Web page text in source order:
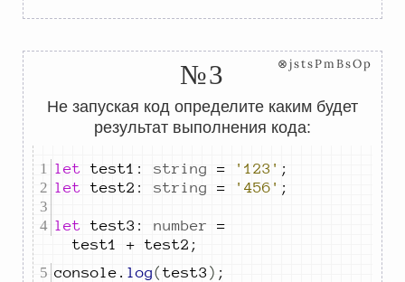
№3 ⊗jstsPmBsOp
Не запуская код определите каким будет
результат выполнения кода:
let test1 : string = '123' ;
let test2 : string = '456' ;
let test3 : number
=
test1
+ test2 ;
console . log( test3 ) ;